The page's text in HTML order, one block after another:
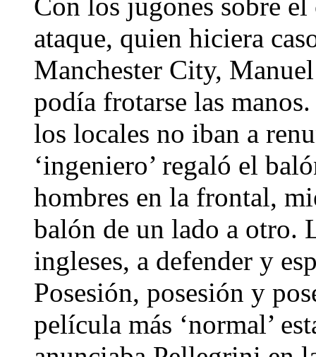
ataque, quien hiciera
Manchester City,
podía frotarse las
los locales no iban a
‘ingeniero’ regaló el
hombres en la frontal,
balón de un lado a otro.
ingleses, a defender y
Posesión, posesión y
película más ‘normal’